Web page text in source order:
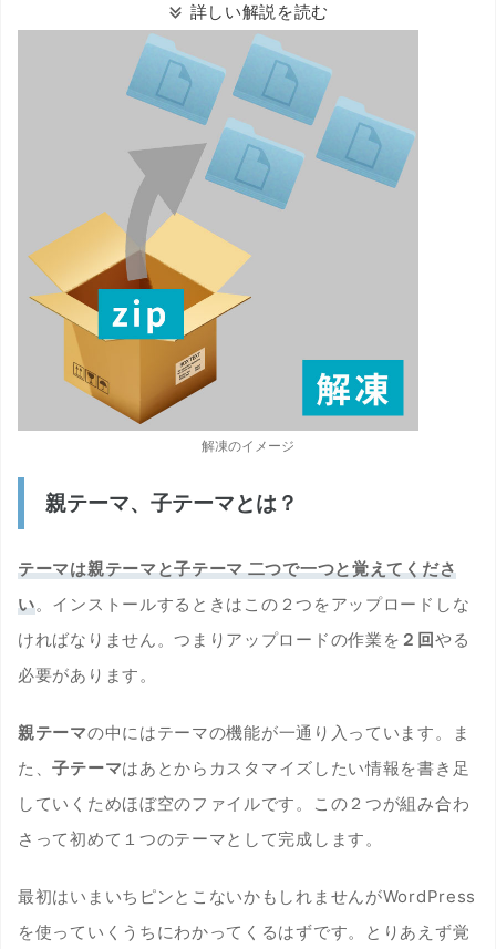
詳しい解説を読む
解凍のイメージ
親テーマ、子テーマとは？
テーマは親テーマと子テーマ 二つで一つと覚えてくださ
い。インストールするときはこの２つをアップロードしな
ければなりません。つまりアップロードの作業を ２回やる
必要があります。
親テーマの中にはテーマの機能が一通り入っています。ま
た、子テーマはあとからカスタマイズしたい情報を書き足
していくためほぼ空のファイルです。この２つが組み合わ
さって初めて１つのテーマとして完成します。
最初はいまいちピンとこないかもしれませんがWordPress
を使っていくうちにわかってくるはずです。とりあえず覚